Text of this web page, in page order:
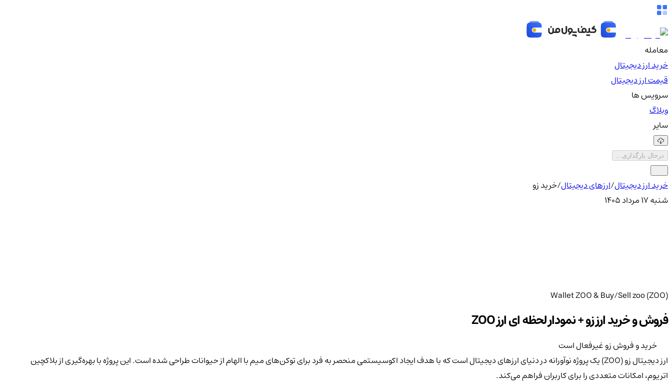
معامله
خرید ارز دیجیتال
قیمت ارز دیجیتال
سرویس ها
وبلاگ
سایر
درحال بارگذاری...
خرید ارز دیجیتال/ارزهای دیجیتال/خرید زو
شنبه ۱۷ مرداد ۱۴۰۵
Wallet ZOO & Buy/Sell zoo (ZOO)
فروش و خرید ارز زو + نمودار لحظه ای ارز ZOO
خرید و فروش زو غیرفعال است
ارز دیجیتال زو (ZOO) یک پروژه نوآورانه در دنیای ارزهای دیجیتال است که با هدف ایجاد اکوسیستمی منحصر به فرد برای توکن‌های میم با الهام از حیوانات طراحی شده است. این پروژه با بهره‌گیری از بلاکچین
اتریوم، امکانات متعددی را برای کاربران فراهم می‌کند.